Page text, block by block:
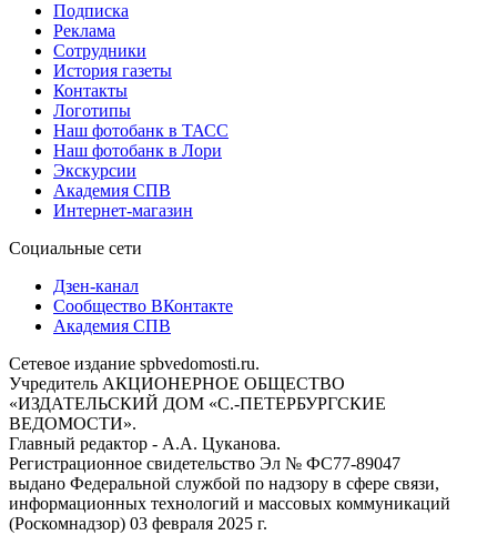
Подписка
Реклама
Сотрудники
История газеты
Контакты
Логотипы
Наш фотобанк в ТАСС
Наш фотобанк в Лори
Экскурсии
Академия СПВ
Интернет-магазин
Социальные сети
Дзен-канал
Сообщество ВКонтакте
Академия СПВ
Сетевое издание spbvedomosti.ru.
Учредитель АКЦИОНЕРНОЕ ОБЩЕСТВО
«ИЗДАТЕЛЬСКИЙ ДОМ «С.-ПЕТЕРБУРГСКИЕ
ВЕДОМОСТИ».
Главный редактор - А.А. Цуканова.
Регистрационное свидетельство Эл № ФС77-89047
выдано Федеральной службой по надзору в сфере связи,
информационных технологий и массовых коммуникаций
(Роскомнадзор) 03 февраля 2025 г.